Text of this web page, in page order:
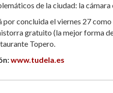
de la ciudad: la
por concluida el viernes 27
gratuito (la mejor forma
Topero.
www.tudela.es